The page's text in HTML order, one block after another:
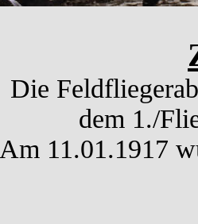
Die
dem 1./
Am 11.01.1917